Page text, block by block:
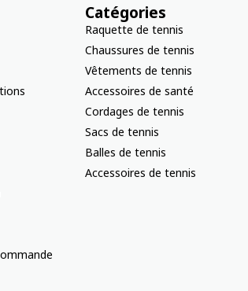
Catégories
Raquette de tennis
Chaussures de tennis
Vêtements de tennis
Accessoires de santé
Cordages de tennis
Sacs de tennis
Balles de tennis
Accessoires de tennis